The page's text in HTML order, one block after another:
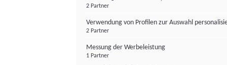
2 Partner
Verwendung von Profilen zur Auswahl
2 Partner
Messung der Werbeleistung
1 Partner